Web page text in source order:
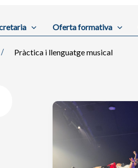
Oferta formativa
Pràctica i llenguatge musical